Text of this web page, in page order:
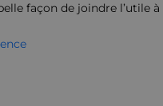
façon de joindre l’utile à